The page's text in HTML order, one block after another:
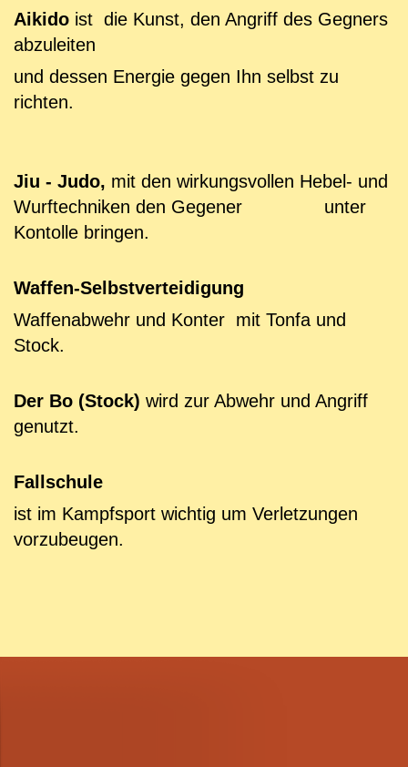
Aikido ist die Kunst, den Angriff des Gegners
abzuleiten
und dessen Energie gegen Ihn selbst zu
richten.
Jiu - Judo, mit den wirkungsvollen Hebel- und
Wurftechniken den Gegener unter
Kontolle bringen.
Waffen-Selbstverteidigung
Waffenabwehr und Konter mit Tonfa und
Stock.
Der Bo (Stock) wird zur Abwehr und Angriff
genutzt.
Fallschule
ist im Kampfsport wichtig um Verletzungen
vorzubeugen.